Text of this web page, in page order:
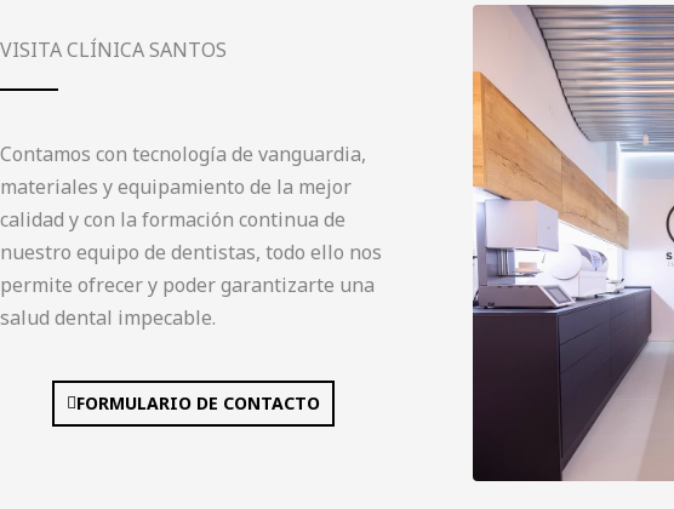
VISITA CLÍNICA SANTOS
Contamos con tecnología de vanguardia,
materiales y equipamiento de la mejor
calidad y con la formación continua de
nuestro equipo de dentistas, todo ello nos
permite ofrecer y poder garantizarte una
salud dental impecable.
FORMULARIO DE CONTACTO